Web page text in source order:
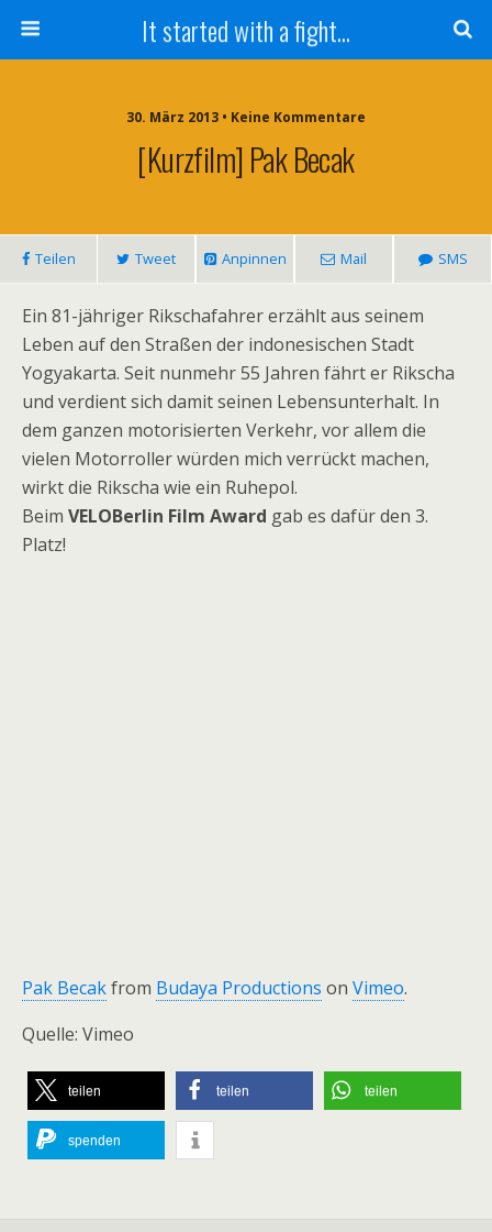
It started with a fight...
30. März 2013 • Keine Kommentare
[Kurzfilm] Pak Becak
Teilen Tweet Anpinnen Mail SMS
Ein 81-jähriger Rikschafahrer erzählt aus seinem
Leben auf den Straßen der indonesischen Stadt
Yogyakarta. Seit nunmehr 55 Jahren fährt er Rikscha
und verdient sich damit seinen Lebensunterhalt. In
dem ganzen motorisierten Verkehr, vor allem die
vielen Motorroller würden mich verrückt machen,
wirkt die Rikscha wie ein Ruhepol.
Beim VELOBerlin Film Award gab es dafür den 3.
Platz!
Pak Becakfrom Budaya Productions on Vimeo.
Quelle: Vimeo
teilen teilen teilen
spenden